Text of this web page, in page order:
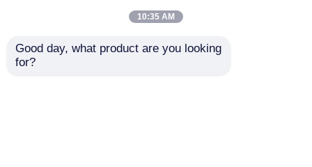
60Hz 0.5KW
10:35 AM
Good day, what product are you looking
for?